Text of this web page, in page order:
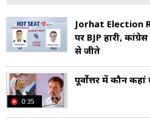
Jorhat Election
पर BJP हारी,
से जीते
0:35
पूर्वोत्तर में कौन कहां